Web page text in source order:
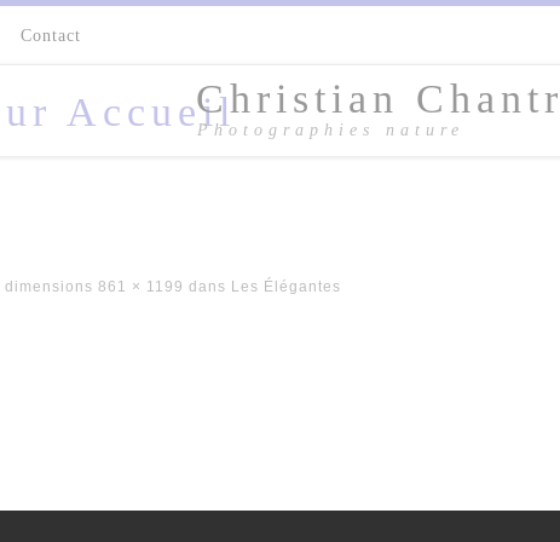
Contact
Christian
Photographies nature
dimensions 861 × 1199 dans Les Élégantes